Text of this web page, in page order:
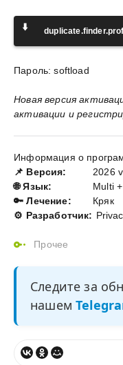
⬇️
Пароль: softload
Новая версия
активации и
Информация о
📌 Версия:
2026
🌐 Язык:
Multi
🔑 Лечение:
Кряк
⚙️ Разработчик:
Прочее
Следите за
нашем